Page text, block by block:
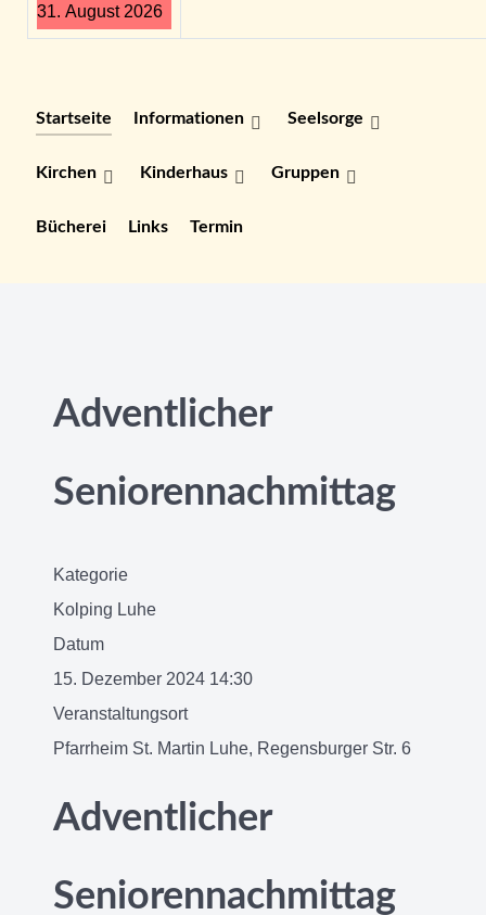
31. August 2026
Startseite Informationen Seelsorge
Kirchen Kinderhaus Gruppen
Bücherei Links Termin
Adventlicher
Seniorennachmittag
Kategorie
Kolping Luhe
Datum
15. Dezember 2024 14:30
Veranstaltungsort
Pfarrheim St. Martin Luhe, Regensburger Str. 6
Adventlicher
Seniorennachmittag